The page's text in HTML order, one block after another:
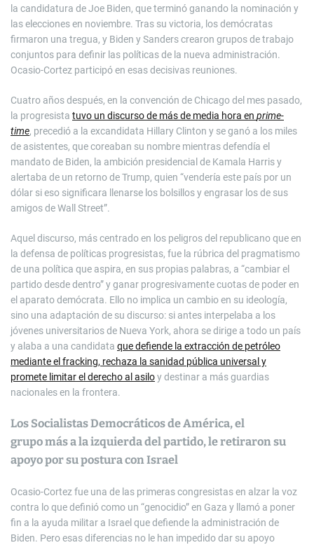
la candidatura de Joe Biden, que terminó ganando la nominación y
las elecciones en noviembre. Tras su victoria, los demócratas
firmaron una tregua, y Biden y Sanders crearon grupos de trabajo
conjuntos para definir las políticas de la nueva administración.
Ocasio-Cortez participó en esas decisivas reuniones.
Cuatro años después, en la convención de Chicago del mes pasado,
la progresista tuvo un discurso de más de media hora en prime-
time, precedió a la excandidata Hillary Clinton y se ganó a los miles
de asistentes, que coreaban su nombre mientras defendía el
mandato de Biden, la ambición presidencial de Kamala Harris y
alertaba de un retorno de Trump, quien “vendería este país por un
dólar si eso significara llenarse los bolsillos y engrasar los de sus
amigos de Wall Street”.
Aquel discurso, más centrado en los peligros del republicano que en
la defensa de políticas progresistas, fue la rúbrica del pragmatismo
de una política que aspira, en sus propias palabras, a “cambiar el
partido desde dentro” y ganar progresivamente cuotas de poder en
el aparato demócrata. Ello no implica un cambio en su ideología,
sino una adaptación de su discurso: si antes interpelaba a los
jóvenes universitarios de Nueva York, ahora se dirige a todo un país
y alaba a una candidata que defiende la extracción de petróleo
mediante el fracking, rechaza la sanidad pública universal y
promete limitar el derecho al asiloy destinar a más guardias
nacionales en la frontera.
Los Socialistas Democráticos de América, el
grupo más a la izquierda del partido, le retiraron su
apoyo por su postura con Israel
Ocasio-Cortez fue una de las primeras congresistas en alzar la voz
contra lo que definió como un “genocidio” en Gaza y llamó a poner
fin a la ayuda militar a Israel que defiende la administración de
Biden. Pero esas diferencias no le han impedido dar su apoyo